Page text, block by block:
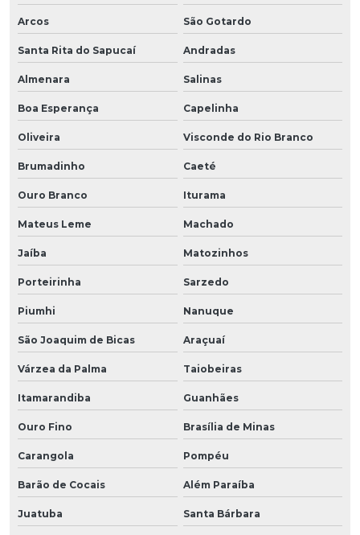
Arcos São Gotardo
Santa Rita do Sapucaí Andradas
Almenara Salinas
Boa Esperança Capelinha
Oliveira Visconde do Rio Branco
Brumadinho Caeté
Ouro Branco Iturama
Mateus Leme Machado
Jaíba Matozinhos
Porteirinha Sarzedo
Piumhi Nanuque
São Joaquim de Bicas Araçuaí
Várzea da Palma Taiobeiras
Itamarandiba Guanhães
Ouro Fino Brasília de Minas
Carangola Pompéu
Barão de Cocais Além Paraíba
Juatuba Santa Bárbara